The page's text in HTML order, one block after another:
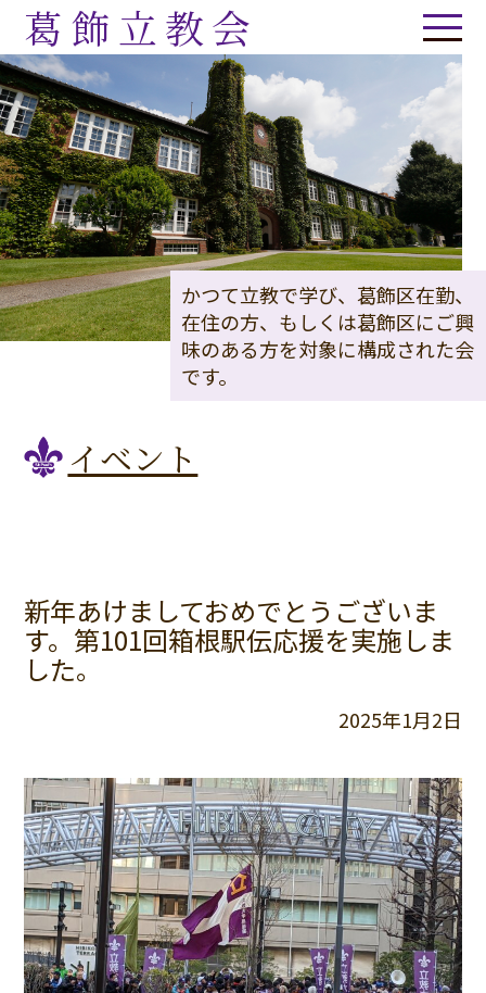
葛飾立教会
かつて立教で学び、葛飾区在勤、
在住の方、もしくは葛飾区にご興
味のある方を対象に構成された会
です。
イベント
新年あけましておめでとうございま
す。第101回箱根駅伝応援を実施しま
した。
2025年1月2日